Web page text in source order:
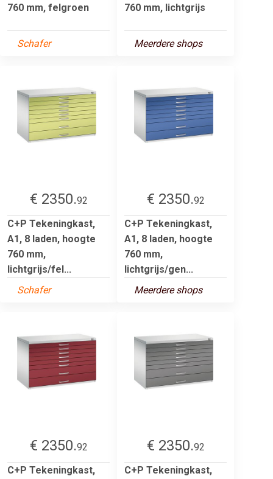
760 mm, felgroen
Schafer
760 mm, lichtgrijs
Meerdere shops
€ 2350.92
C+P Tekeningkast,
A1, 8 laden, hoogte
760 mm,
lichtgrijs/fel...
Schafer
€ 2350.92
C+P Tekeningkast,
A1, 8 laden, hoogte
760 mm,
lichtgrijs/gen...
Meerdere shops
€ 2350.92
C+P Tekeningkast,
€ 2350.92
C+P Tekeningkast,